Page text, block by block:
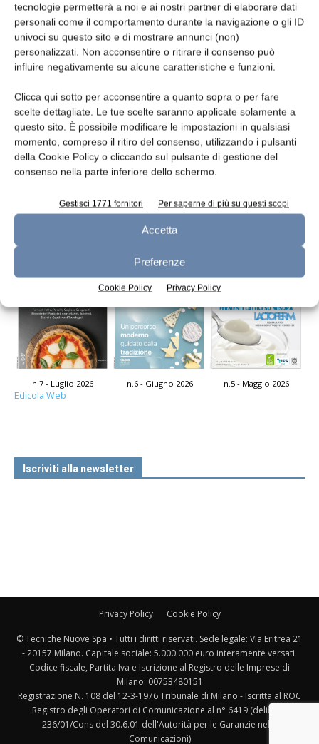
tecnologie permetterà a noi e ai nostri partner di elaborare dati
personali come il comportamento durante la navigazione o gli ID
univoci su questo sito e di mostrare annunci (non)
personalizzati. Non acconsentire o ritirare il consenso può
influire negativamente su alcune caratteristiche e funzioni.
Clicca qui sotto per acconsentire a quanto sopra o per fare
scelte dettagliate. Le tue scelte saranno applicate solamente a
questo sito. È possibile modificare le impostazioni in qualsiasi
momento, compreso il ritiro del consenso, utilizzando i pulsanti
della Cookie Policy o cliccando sul pulsante di gestione del
consenso nella parte inferiore dello schermo.
Gestisci 1771 fornitori Per saperne di più su questi scopi
Accetta
Preferenze
Cookie Policy Privacy Policy
Celle frigo
n.7 - Luglio 2026 n.6 - Giugno 2026 n.5 - Maggio 2026
Edicola Web
Iscriviti alla newsletter
Privacy Policy Cookie Policy
© Tecniche Nuove Spa • Tutti i diritti riservati. Sede legale: Via Eritrea 21
- 20157 Milano. Capitale sociale: 5.000.000 euro interamente versati.
Codice fiscale, Partita Iva e Iscrizione al Registro delle Imprese di
Milano: 00753480151
Registrazione N. 108 del 12-3-1976 Tribunale di Milano - Iscritta al ROC
Registro degli Operatori di Comunicazione al n° 6419 (delibera
236/01/Cons del 30.6.01 dell'Autorità per le Garanzie nelle
Comunicazioni)